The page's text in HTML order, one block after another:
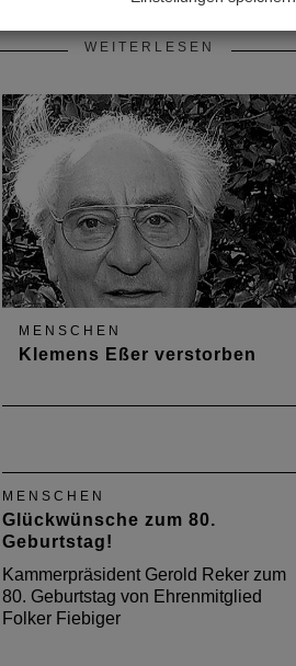
WEITERLESEN
MENSCHEN
Klemens Eßer verstorben
MENSCHEN
Glückwünsche zum 80.
Geburtstag!
Kammerpräsident Gerold Reker zum
80. Geburtstag von Ehrenmitglied
Folker Fiebiger